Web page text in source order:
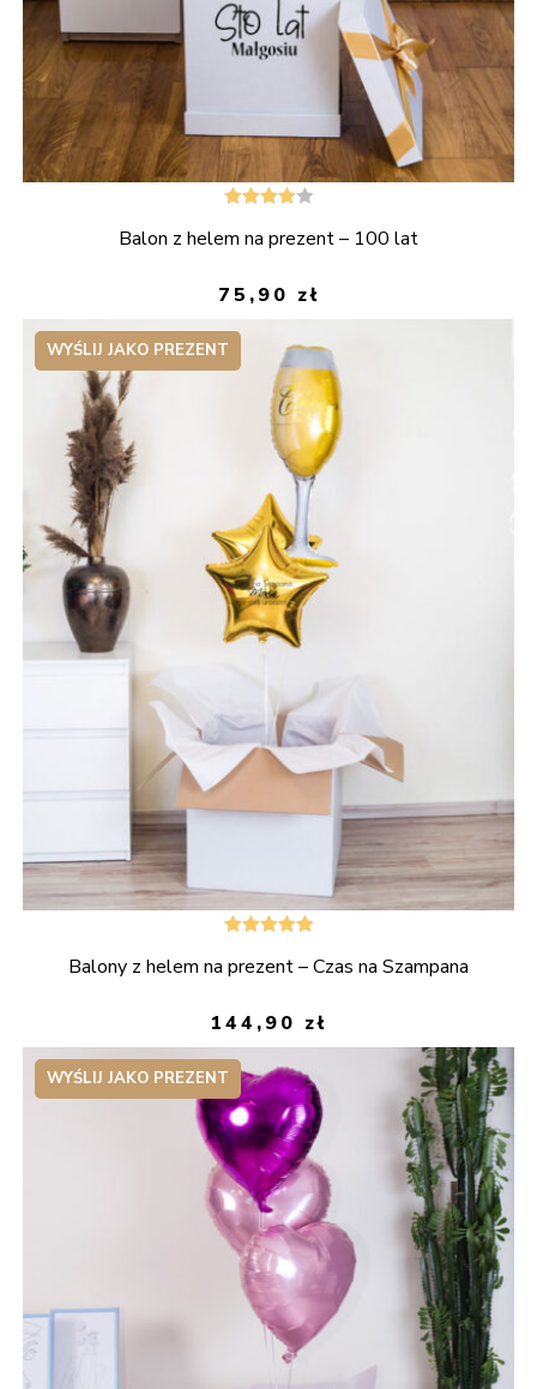
4.00na 5
Balon z helem na prezent – 100 lat
75,90 zł
WYŚLIJ JAKO PREZENT
5.00na 5
Balony z helem na prezent – Czas na Szampana
144,90 zł
WYŚLIJ JAKO PREZENT